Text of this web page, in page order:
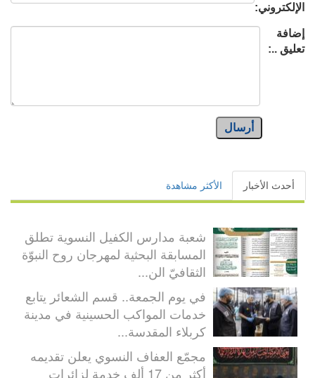
الإلكتروني:
إضافة
تعليق ..:
أرسال
أحدث الأخبار الأكثر مشاهدة
شعبة مدارس الكفيل النسوية تطلق
المسابقة البحثية لمهرجان روح النبوّة
الثقافيّ الن...
في يوم الجمعة.. قسم الشعائر يتابع
خدمات المواكب الحسينية في مدينة
كربلاء المقدسة...
مجمّع العفاف النسوي يعلن تقديمه
أكثر من 17 ألف خدمة لزائرات